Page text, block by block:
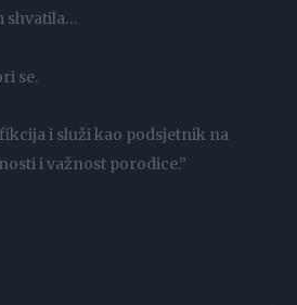
shvatila…
se.
fikcija i služi kao podsjetnik na
i važnost porodice.”